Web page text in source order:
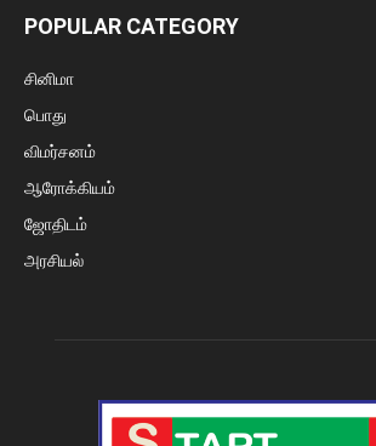
POPULAR CATEGORY
சினிமா
பொது
விமர்சனம்
ஆரோக்கியம்
ஜோதிடம்
அரசியல்